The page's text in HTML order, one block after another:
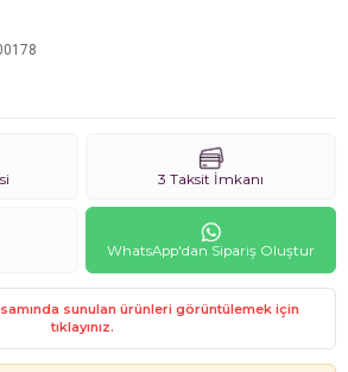
3 Taksit İmkanı
WhatsApp'dan Sipariş Oluştur
sunulan ürünleri görüntülemek için
tıklayınız.